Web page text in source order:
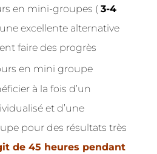
en mini-groupes ( 3-4
excellente alternative
faire des progrès
en mini groupe
à la fois d’un
et d’une
pour des résultats très
de 45 heures pendant